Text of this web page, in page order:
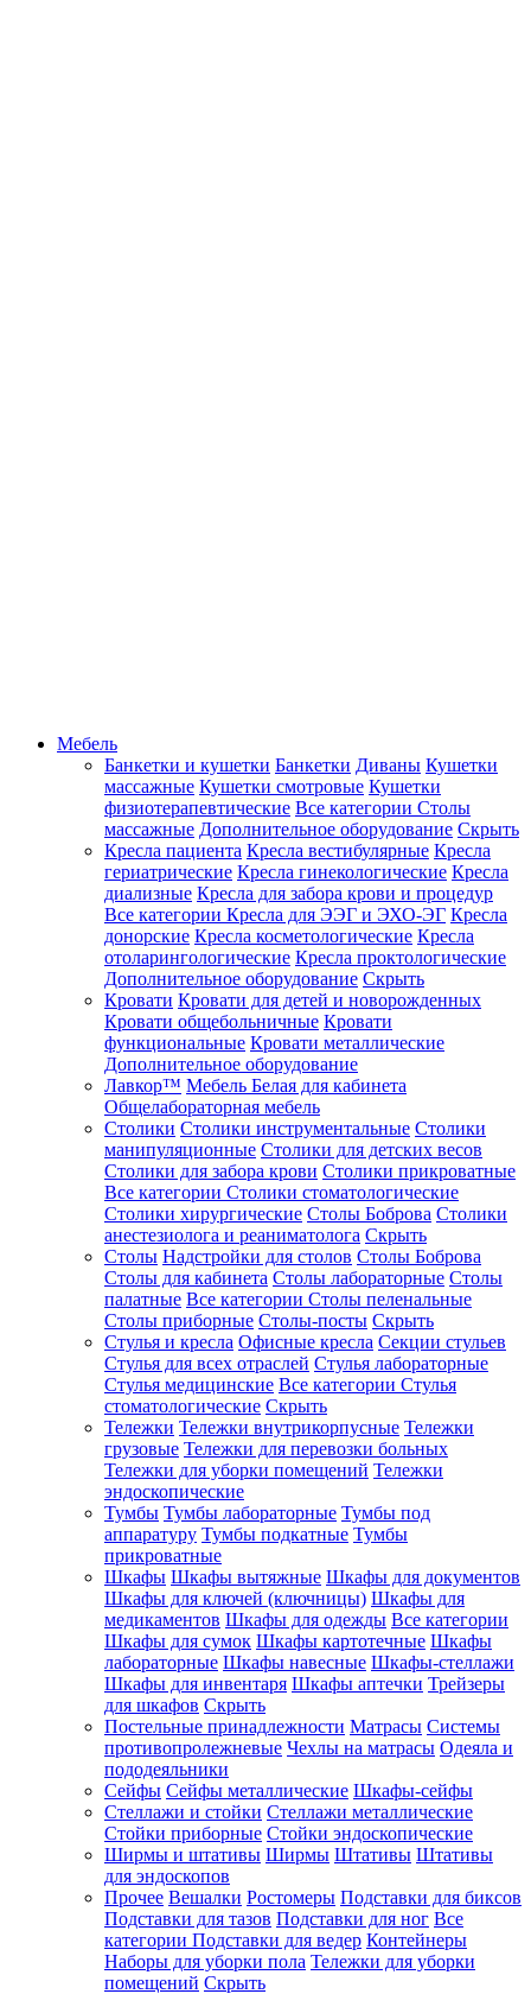
Мебель
Банкетки и кушетки Банкетки Диваны Кушетки
массажные Кушетки смотровые Кушетки
физиотерапевтические Все категории Столы
массажные Дополнительное оборудование Скрыть
Кресла пациента Кресла вестибулярные Кресла
гериатрические Кресла гинекологические Кресла
диализные Кресла для забора крови и процедур
Все категории Кресла для ЭЭГ и ЭХО-ЭГ Кресла
донорские Кресла косметологические Кресла
отоларингологические Кресла проктологические
Дополнительное оборудование Скрыть
Кровати Кровати для детей и новорожденных
Кровати общебольничные Кровати
функциональные Кровати металлические
Дополнительное оборудование
Лавкор™ Мебель Белая для кабинета
Общелабораторная мебель
Столики Столики инструментальные Столики
манипуляционные Столики для детских весов
Столики для забора крови Столики прикроватные
Все категории Столики стоматологические
Столики хирургические Столы Боброва Столики
анестезиолога и реаниматолога Скрыть
Столы Надстройки для столов Столы Боброва
Столы для кабинета Столы лабораторные Столы
палатные Все категории Столы пеленальные
Столы приборные Столы-посты Скрыть
Стулья и кресла Офисные кресла Секции стульев
Стулья для всех отраслей Стулья лабораторные
Стулья медицинские Все категории Стулья
стоматологические Скрыть
Тележки Тележки внутрикорпусные Тележки
грузовые Тележки для перевозки больных
Тележки для уборки помещений Тележки
эндоскопические
Тумбы Тумбы лабораторные Тумбы под
аппаратуру Тумбы подкатные Тумбы
прикроватные
Шкафы Шкафы вытяжные Шкафы для документов
Шкафы для ключей (ключницы) Шкафы для
медикаментов Шкафы для одежды Все категории
Шкафы для сумок Шкафы картотечные Шкафы
лабораторные Шкафы навесные Шкафы-стеллажи
Шкафы для инвентаря Шкафы аптечки Трейзеры
для шкафов Скрыть
Постельные принадлежности Матрасы Системы
противопролежневые Чехлы на матрасы Одеяла и
пододеяльники
Сейфы Сейфы металлические Шкафы-сейфы
Стеллажи и стойки Стеллажи металлические
Стойки приборные Стойки эндоскопические
Ширмы и штативы Ширмы Штативы Штативы
для эндоскопов
Прочее Вешалки Ростомеры Подставки для биксов
Подставки для тазов Подставки для ног Все
категории Подставки для ведер Контейнеры
Наборы для уборки пола Тележки для уборки
помещений Скрыть